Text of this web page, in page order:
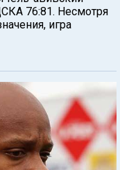
76:81. Несмотря
игра